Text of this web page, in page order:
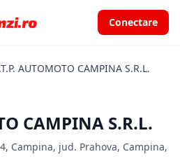
Conectare
AUTOMOTO CAMPINA S.R.L.
CAMPINA S.R.L.
Campina, jud. Prahova, Campina,